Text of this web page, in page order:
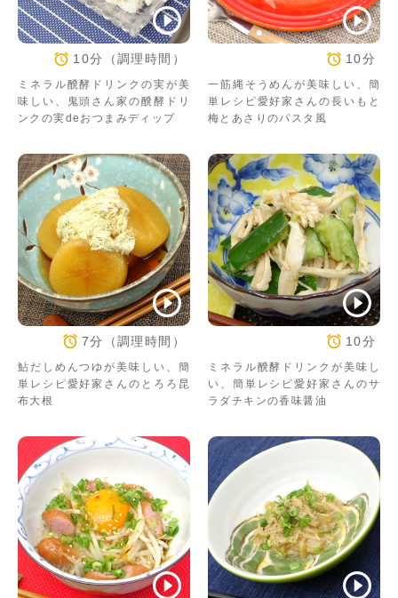
10分（調理時間）
ミネラル醗酵ドリンクの実が美
味しい、鬼頭さん家の醗酵ドリ
ンクの実deおつまみディップ
10分
一筋縄そうめんが美味しい、簡
単レシピ愛好家さんの長いもと
梅とあさりのパスタ風
7分（調理時間）
鮎だしめんつゆが美味しい、簡
単レシピ愛好家さんのとろろ昆
布大根
10分
ミネラル醗酵ドリンクが美味し
い、簡単レシピ愛好家さんのサ
ラダチキンの香味醤油